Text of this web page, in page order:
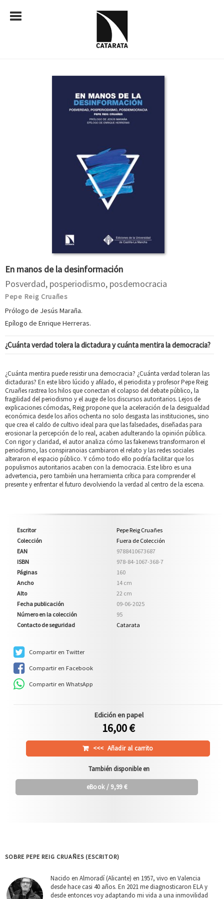
En manos de la desinformación
Posverdad, posperiodismo, posdemocracia
Pepe Reig Cruañes
Prólogo de Jesús Maraña.
Epílogo de Enrique Herreras.
¿Cuánta verdad tolera la dictadura y cuánta mentira la democracia?
¿Cuánta mentira puede resistir una democracia? ¿Cuánta verdad toleran las
dictaduras? En este libro lúcido y afilado, el periodista y profesor Pepe Reig
Cruañes rastrea los hilos que conectan el colapso del debate público, la
fragilidad del periodismo y el auge de los discursos autoritarios. Lejos de
explicaciones cómodas, Reig propone que la aceleración de la desigualdad
económica desde los años ochenta no solo desgasta las instituciones, sino
que crea el caldo de cultivo ideal para que las falsedades, diseñadas para
erosionar la percepción de lo real, acaben adulterando la opinión pública.
Con rigor y claridad, el autor analiza cómo las fakenews transformaron el
periodismo, las conspiranoias cambiaron el relato y las redes sociales
alteraron el espacio público. Y cómo todo ello podría facilitar que los
populismos autoritarios acaben con la democracia. Este libro es una
advertencia, pero también una herramienta crítica para comprender el
presente y enfrentar el futuro devolviendo la verdad al centro de la escena.
Escritor
Pepe Reig Cruañes
Colección
Fuera de Colección
EAN
9788410673687
ISBN
978-84-1067-368-7
Páginas
160
Ancho
14 cm
Alto
22 cm
Fecha publicación
09-06-2025
Número en la colección
95
Contacto de seguridad
Catarata
Compartir en Twitter
Compartir en Facebook
Compartir en WhatsApp
Edición en papel
16,00 €
<<< Añadir al carrito
También disponible en
eBook/ 9,99 €
SOBRE PEPE REIG CRUAÑES (ESCRITOR)
Nacido en Almoradí (Alicante) en 1957, vivo en Valencia
desde hace casi 40 años. En 2021 me diagnosticaron ELA y
desde entonces voy adaptando mi vida a una inmovilidad